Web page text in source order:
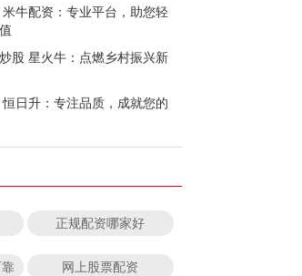
牛配资：专业平台，助您轻
股 星火牛：点燃乡村振兴新
日升：专注品质，成就您的
正规配资哪家好
网上股票配资